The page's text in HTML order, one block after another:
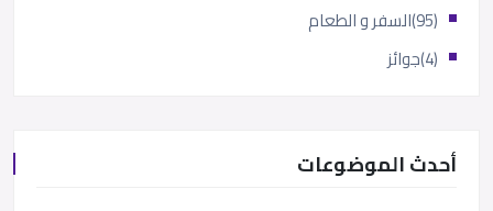
السفر و الطعام
(95)
جوائز (4)
أحدث الموضوعات